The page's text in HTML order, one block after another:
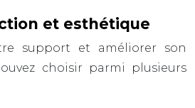
et esthétique
support et améliorer son
choisir parmi plusieurs